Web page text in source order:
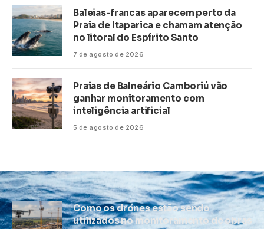
Baleias-francas aparecem perto da
Praia de Itaparica e chamam atenção
no litoral do Espírito Santo
7 de agosto de 2026
Praias de Balneário Camboriú vão
ganhar monitoramento com
inteligência artificial
5 de agosto de 2026
Como os drones estão sendo
utilizados no monitoramento de obras